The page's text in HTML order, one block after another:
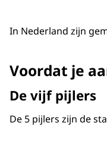
In Nederland zijn
Voordat je
De vijf pijlers
De 5 pijlers zijn de